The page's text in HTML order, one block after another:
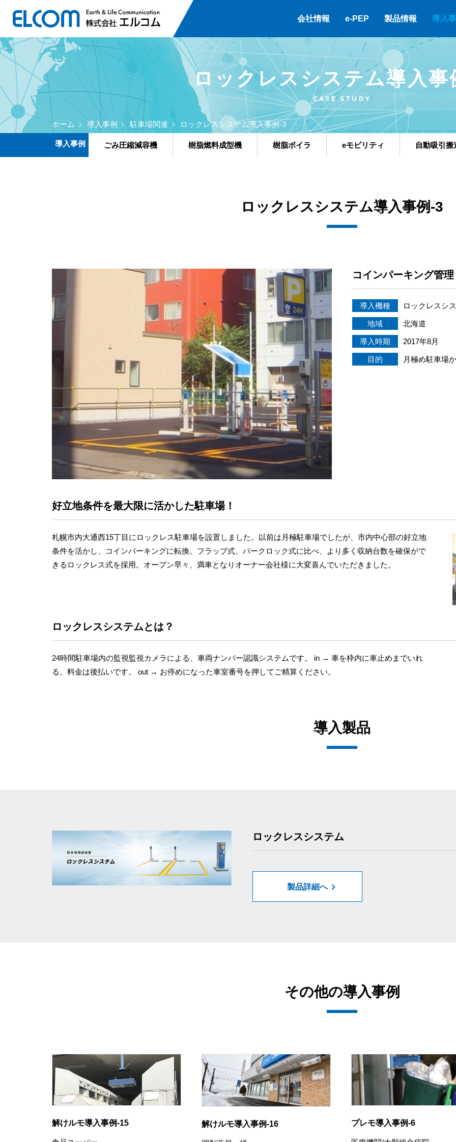
会社情報 e-PEP 製品情報 導入
ロックレスシステム導入事
CASE STUDY
ホーム 導入事例 駐車場関連 ロックレスシステム導入事例-3
導入事例 ごみ圧縮減容機 樹脂燃料成型機 樹脂ボイラ eモビリティ 自動吸引搬
ロックレスシステム導入事例-3
コインパーキング管理
導入機種 ロックレスシ
地域 北海道
導入時期 2017年8月
目的 月極め駐車場
好立地条件を最大限に活かした駐車場！
札幌市内大通西15丁目にロックレス駐車場を設置しました。以前は月極駐車場でしたが、市内中心部の好立地
条件を活かし、コインパーキングに転換。フラップ式、パークロック式に比べ、より多く収納台数を確保がで
きるロックレス式を採用。オープン早々、満車となりオーナー会社様に大変喜んでいただきました。
ロックレスシステムとは？
24時間駐車場内の監視監視カメラによる、車両ナンバー認識システムです。 in → 車を枠内に車止めまでいれ
る。料金は後払いです。 out → お停めになった車室番号を押してご精算ください。
導入製品
ロックレスシステム
製品詳細へ
その他の導入事例
解けルモ導入事例-15 解けルモ導入事例-16 プレモ導入事例-6